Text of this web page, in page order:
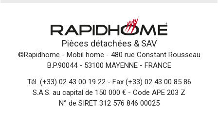
Pièces détachées & SAV
©Rapidhome - Mobil home - 480 rue Constant Rousseau
B.P.90044 - 53100 MAYENNE - FRANCE
Tél. (+33) 02 43 00 19 22- Fax (+33) 02 43 00 85 86
S.A.S. au capital de 150 000 € - Code APE 203 Z
N° de SIRET 312 576 846 00025